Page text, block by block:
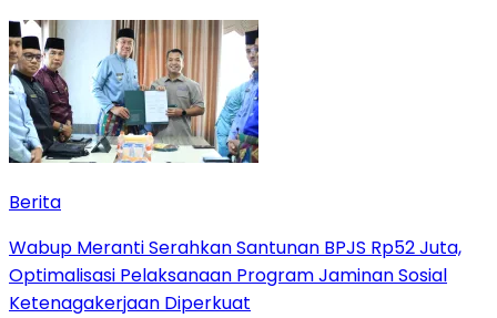
Berita
Wabup Meranti Serahkan Santunan BPJS Rp52 Juta,
Optimalisasi Pelaksanaan Program Jaminan Sosial
Ketenagakerjaan Diperkuat